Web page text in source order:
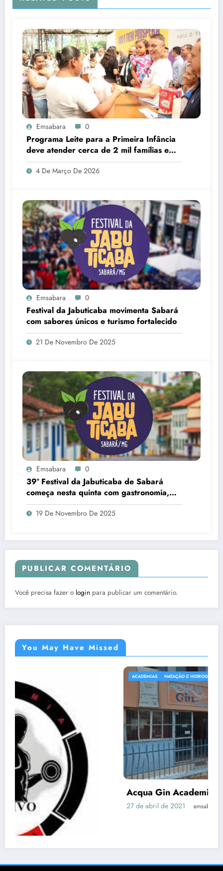
Emsabara 0
Programa Leite para a Primeira Infância
deve atender cerca de 2 mil famílias em
Sabará
4 De Março De 2026
Emsabara 0
Festival da Jabuticaba movimenta Sabará
com sabores únicos e turismo fortalecido
21 De Novembro De 2025
Emsabara 0
39º Festival da Jabuticaba de Sabará
começa nesta quinta com gastronomia,
cultura e atrações para toda a família
19 De Novembro De 2025
PUBLICAR COMENTÁRIO
Você precisa fazer o login para publicar um comentário.
You May Have Missed
NATAÇÃO E HIDROGINÁSTICA EM SABARÁ
Acqua Gin Academia – EM Sabará
27 de abril de 2021